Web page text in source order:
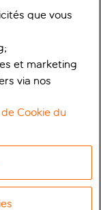
que vous
et marketing
via nos
Cookie du